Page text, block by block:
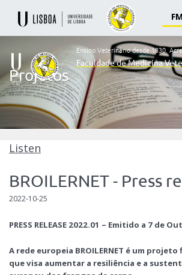
Ensino
Veterinário
desde
Faculdade
de
Veterinária
Ensino Veterinário desde 1830.
Faculdade de Medicina
Projetos
Listen
BROILERNET - Press
2022-10-25
PRESS RELEASE 2022.01 – Emitido a 7 de
A rede europeia BROILERNET é um
que visa aumentar a resiliência e a